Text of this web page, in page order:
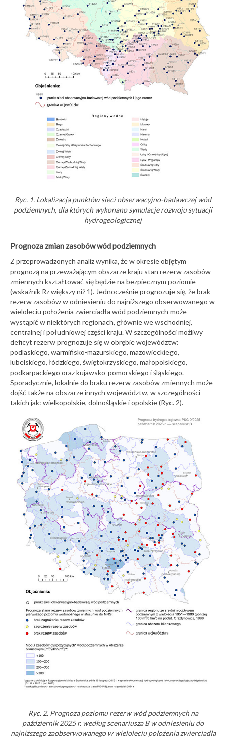
Ryc. 1. Lokalizacja punktów sieci obserwacyjno-badawczej wód
podziemnych, dla których wykonano symulacje rozwoju sytuacji
hydrogeologicznej
Prognoza zmian zasobów wód podziemnych
Z przeprowadzonych analiz wynika, że w okresie objętym
prognozą na przeważającym obszarze kraju stan rezerw zasobów
zmiennych kształtować się będzie na bezpiecznym poziomie
(wskaźnik Rz większy niż 1). Jednocześnie prognozuje się, że brak
rezerw zasobów w odniesieniu do najniższego obserwowanego w
wieloleciu położenia zwierciadła wód podziemnych może
wystąpić w niektórych regionach, głównie we wschodniej,
centralnej i południowej części kraju. W szczególności możliwy
deficyt rezerw prognozuje się w obrębie województw:
podlaskiego, warmińsko-mazurskiego, mazowieckiego,
lubelskiego, łódzkiego, świętokrzyskiego, małopolskiego,
podkarpackiego oraz kujawsko-pomorskiego i śląskiego.
Sporadycznie, lokalnie do braku rezerw zasobów zmiennych może
dojść także na obszarze innych województw, w szczególności
takich jak: wielkopolskie, dolnośląskie i opolskie (Ryc. 2).
Ryc. 2. Prognoza poziomu rezerw wód podziemnych na
październik 2025 r. według scenariusza B w odniesieniu do
najniższego zaobserwowanego w wieloleciu położenia zwierciadła